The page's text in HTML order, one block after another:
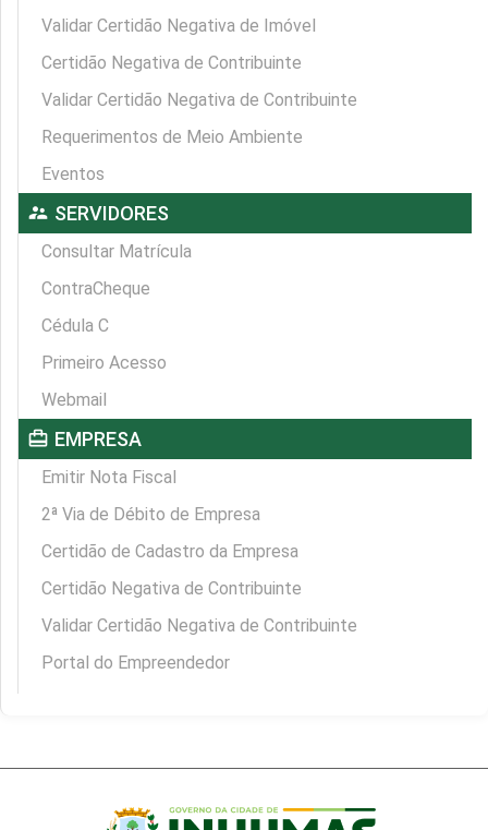
Validar Certidão Negativa de Imóvel
Certidão Negativa de Contribuinte
Validar Certidão Negativa de Contribuinte
Requerimentos de Meio Ambiente
Eventos
supervisor_account SERVIDORES
Consultar Matrícula
ContraCheque
Cédula C
Primeiro Acesso
Webmail
card_travel EMPRESA
Emitir Nota Fiscal
2ª Via de Débito de Empresa
Certidão de Cadastro da Empresa
Certidão Negativa de Contribuinte
Validar Certidão Negativa de Contribuinte
Portal do Empreendedor